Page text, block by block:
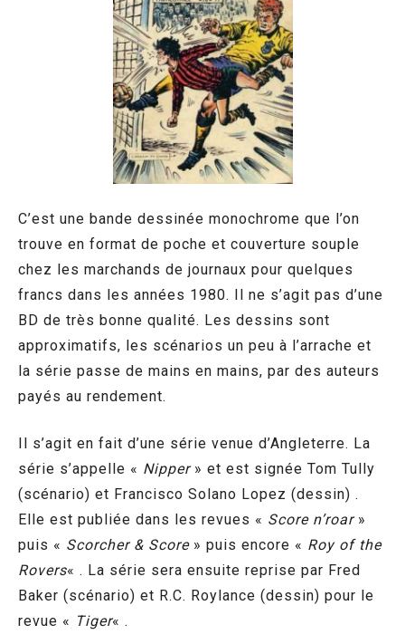
C’est une bande dessinée monochrome que l’on
trouve en format de poche et couverture souple
chez les marchands de journaux pour quelques
francs dans les années 1980. Il ne s’agit pas d’une
BD de très bonne qualité. Les dessins sont
approximatifs, les scénarios un peu à l’arrache et
la série passe de mains en mains, par des auteurs
payés au rendement.
Il s’agit en fait d’une série venue d’Angleterre. La
série s’appelle « Nipper» et est signée Tom Tully
(scénario) et Francisco Solano Lopez (dessin) .
Elle est publiée dans les revues « Score n’roar»
puis « Scorcher & Score» puis encore « Roy of the
Rovers« . La série sera ensuite reprise par Fred
Baker (scénario) et R.C. Roylance (dessin) pour le
revue « Tiger« .